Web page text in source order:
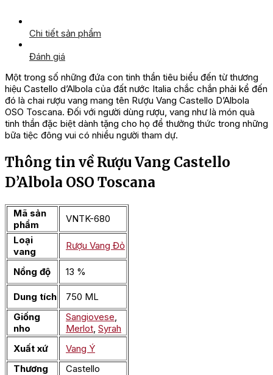
Chi tiết sản phẩm
Đánh giá
Một trong số những đứa con tinh thần tiêu biểu đến từ thương
hiệu Castello d’Albola của đất nước Italia chắc chắn phải kể đến
đó là chai rượu vang mang tên Rượu Vang Castello D’Albola
OSO Toscana. Đối với người dùng rượu, vang như là món quà
tinh thần đặc biệt dành tặng cho họ để thưởng thức trong những
bữa tiệc đông vui có nhiều người tham dự.
Thông tin về Rượu Vang Castello
D’Albola OSO Toscana
Mã sản
phẩm
VNTK-680
Loại
vang
Rượu Vang Đỏ
Nồng độ 13 %
Dung tích
750 ML
Giống
nho
Sangiovese
Merlot Syrah
Xuất xứ
Vang Ý
Thương
Castello